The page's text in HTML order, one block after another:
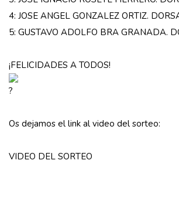
4: JOSE ANGEL GONZALEZ ORTIZ.
5: GUSTAVO ADOLFO BRA GRANADA.
¡FELICIDADES A TODOS!
Os dejamos el link al video del sorteo:
VIDEO DEL SORTEO